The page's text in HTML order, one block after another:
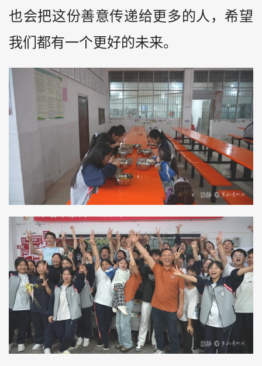
也会把这份善意传递给更多的人，希望
我们都有一个更好的未来。